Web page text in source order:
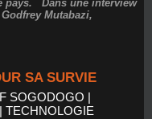
pays. Dans une interview
Mutabazi,
SA SURVIE
SOGODOGO |
|TECHNOLOGIE